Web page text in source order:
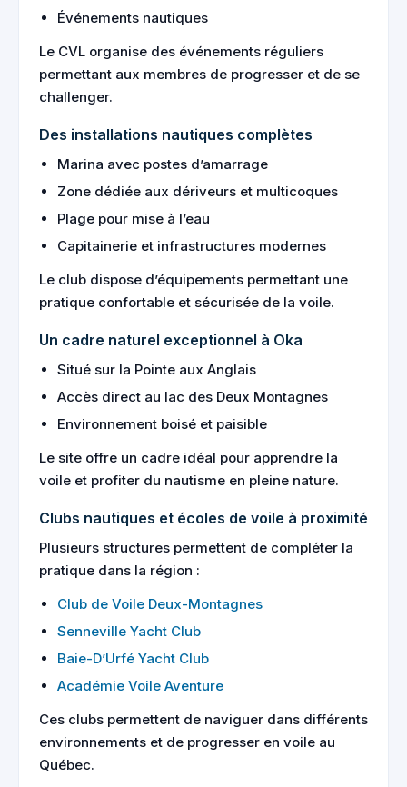
Événements nautiques
Le CVL organise des événements réguliers
permettant aux membres de progresser et de se
challenger.
Des installations nautiques complètes
Marina avec postes d’amarrage
Zone dédiée aux dériveurs et multicoques
Plage pour mise à l’eau
Capitainerie et infrastructures modernes
Le club dispose d’équipements permettant une
pratique confortable et sécurisée de la voile.
Un cadre naturel exceptionnel à Oka
Situé sur la Pointe aux Anglais
Accès direct au lac des Deux Montagnes
Environnement boisé et paisible
Le site offre un cadre idéal pour apprendre la
voile et profiter du nautisme en pleine nature.
Clubs nautiques et écoles de voile à proximité
Plusieurs structures permettent de compléter la
pratique dans la région :
Club de Voile Deux-Montagnes
Senneville Yacht Club
Baie-D’Urfé Yacht Club
Académie Voile Aventure
Ces clubs permettent de naviguer dans différents
environnements et de progresser en voile au
Québec.